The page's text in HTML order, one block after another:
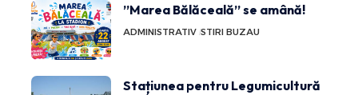
”Marea Bălăceală” se amână!
ADMINISTRATIV STIRI BUZAU
Stațiunea pentru Legumicultură